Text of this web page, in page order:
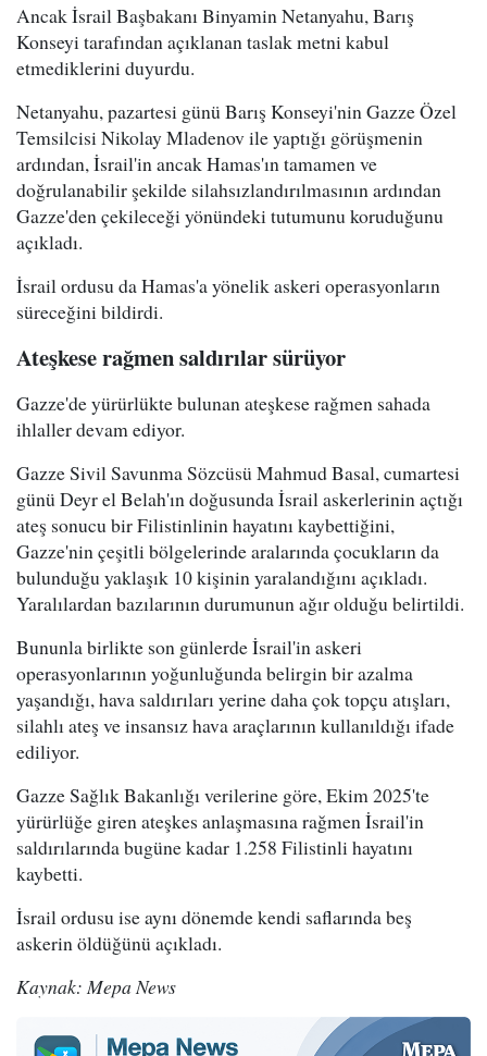
Ancak İsrail Başbakanı Binyamin Netanyahu, Barış
Konseyi tarafından açıklanan taslak metni kabul
etmediklerini duyurdu.
Netanyahu, pazartesi günü Barış Konseyi'nin Gazze Özel
Temsilcisi Nikolay Mladenov ile yaptığı görüşmenin
ardından, İsrail'in ancak Hamas'ın tamamen ve
doğrulanabilir şekilde silahsızlandırılmasının ardından
Gazze'den çekileceği yönündeki tutumunu koruduğunu
açıkladı.
İsrail ordusu da Hamas'a yönelik askeri operasyonların
süreceğini bildirdi.
Ateşkese rağmen saldırılar sürüyor
Gazze'de yürürlükte bulunan ateşkese rağmen sahada
ihlaller devam ediyor.
Gazze Sivil Savunma Sözcüsü Mahmud Basal, cumartesi
günü Deyr el Belah'ın doğusunda İsrail askerlerinin açtığı
ateş sonucu bir Filistinlinin hayatını kaybettiğini,
Gazze'nin çeşitli bölgelerinde aralarında çocukların da
bulunduğu yaklaşık 10 kişinin yaralandığını açıkladı.
Yaralılardan bazılarının durumunun ağır olduğu belirtildi.
Bununla birlikte son günlerde İsrail'in askeri
operasyonlarının yoğunluğunda belirgin bir azalma
yaşandığı, hava saldırıları yerine daha çok topçu atışları,
silahlı ateş ve insansız hava araçlarının kullanıldığı ifade
ediliyor.
Gazze Sağlık Bakanlığı verilerine göre, Ekim 2025'te
yürürlüğe giren ateşkes anlaşmasına rağmen İsrail'in
saldırılarında bugüne kadar 1.258 Filistinli hayatını
kaybetti.
İsrail ordusu ise aynı dönemde kendi saflarında beş
askerin öldüğünü açıkladı.
Kaynak: Mepa News